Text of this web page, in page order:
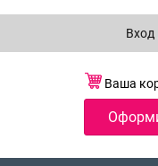
Вход
Ваша